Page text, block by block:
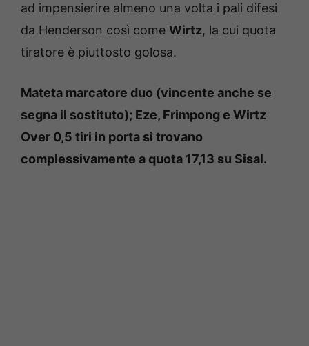
ad impensierire almeno una volta i pali difesi
da Henderson così come Wirtz, la cui quota
tiratore è piuttosto golosa.
Mateta marcatore duo (vincente anche se
segna il sostituto); Eze, Frimpong e Wirtz
Over 0,5 tiri in porta si trovano
complessivamente a quota 17,13 su Sisal.